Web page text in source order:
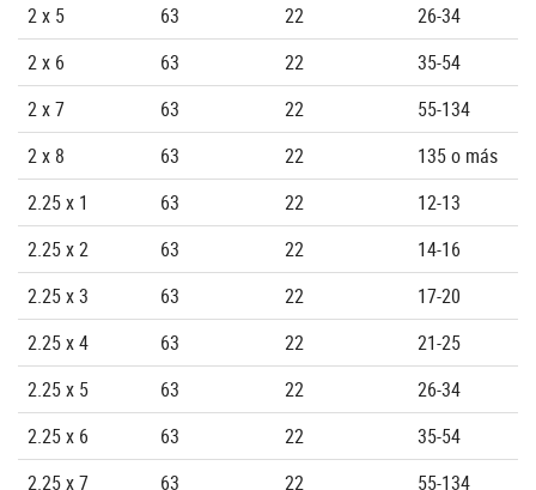
2 x 5
63 22
26-34
2 x 6
63 22
35-54
2 x 7
63 22
55-134
2 x 8
63 22
135 o más
2.25 x 1
63 22
12-13
2.25 x 2
63 22
14-16
2.25 x 3
63 22
17-20
2.25 x 4
63 22
21-25
2.25 x 5
63 22
26-34
2.25 x 6
63 22
35-54
2.25 x 7
63 22
55-134